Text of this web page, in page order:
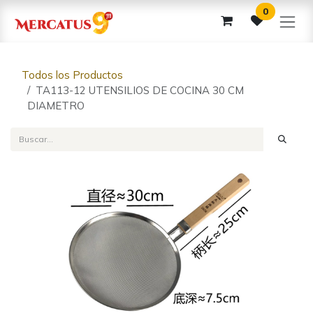
0
Todos los Productos
TA113-12 UTENSILIOS DE COCINA 30 CM
DIAMETRO